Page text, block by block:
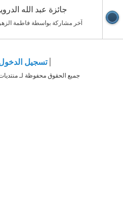
جائزة عبد الله
آخر مشاركة بواسطة فاطمة الزهراء سالم
تسجيل
جميع الحقوق محفوظة لـ منتديات